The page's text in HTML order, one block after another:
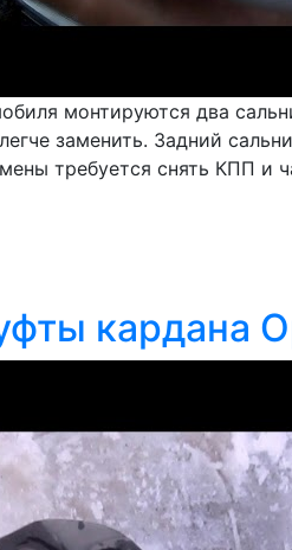
монтируются два
заменить. Задний
требуется снять КПП
кардана